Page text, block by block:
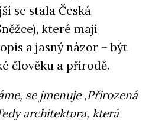
se stala Česká
které mají
a jasný názor – být
člověku a přírodě.
se jmenuje ‚Přirozená
architektura, která